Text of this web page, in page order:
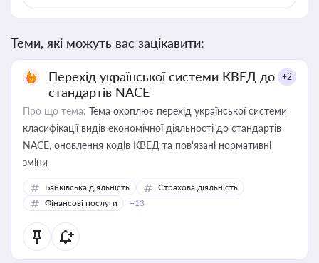
Теми, які можуть вас зацікавити:
Перехід української системи КВЕД до
стандартів NACE
+2
Про що тема: Тема охоплює перехід української системи
класифікації видів економічної діяльності до стандартів
NACE, оновлення кодів КВЕД та пов'язані нормативні
зміни
Банківська діяльність
Страхова діяльність
Фінансові послуги
+13